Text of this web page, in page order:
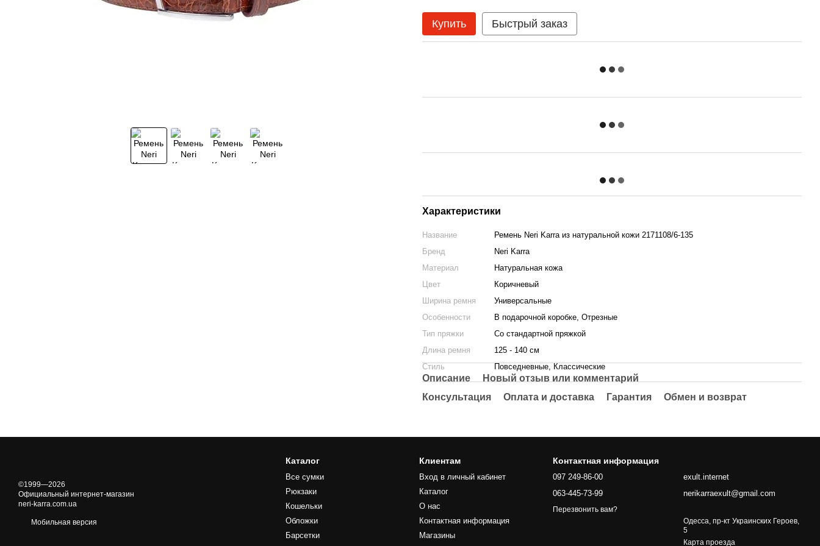
Купить Быстрый заказ
Характеристики
Название
Ремень Neri Karra из натуральной кожи 2171108/6-135
Бренд
Neri Karra
Материал
Натуральная кожа
Цвет
Коричневый
Ширина ремня
Универсальные
Особенности
В подарочной коробке, Отрезные
Тип пряжки
Со стандартной пряжкой
Длина ремня
125 - 140 см
Стиль
Повседневные, Классические
Описание
Новый отзыв или комментарий
Консультация
Оплата и доставка Гарантия Обмен и возврат
©1999—2026
Официальный интернет-магазин
neri-karra.com.ua
Мобильная версия
Каталог
Все сумки
Рюкзаки
Кошельки
Обложки
Барсетки
Клиентам
Вход в личный кабинет
Каталог
О нас
Контактная информация
Магазины
Контактная информация
097 249-86-00
063-445-73-99
Перезвонить вам?
exult.internet
nerikarraexult@gmail.com
Одесса, пр-кт Украинских Героев,
5
Карта проезда